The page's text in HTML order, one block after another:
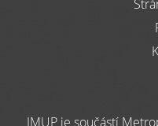
IMUP je součástí